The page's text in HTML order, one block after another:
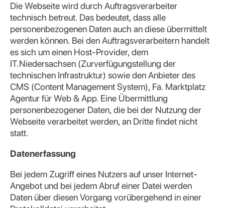
Die Webseite wird durch Auftragsverarbeiter
technisch betreut. Das bedeutet, dass alle
personenbezogenen Daten auch an diese übermittelt
werden können. Bei den Auftragsverarbeitern handelt
es sich um einen Host-Provider, dem
IT.Niedersachsen (Zurverfügungstellung der
technischen Infrastruktur) sowie den Anbieter des
CMS (Content Management System), Fa. Marktplatz
Agentur für Web & App. Eine Übermittlung
personenbezogener Daten, die bei der Nutzung der
Webseite verarbeitet werden, an Dritte findet nicht
statt.
Datenerfassung
Bei jedem Zugriff eines Nutzers auf unser Internet-
Angebot und bei jedem Abruf einer Datei werden
Daten über diesen Vorgang vorübergehend in einer